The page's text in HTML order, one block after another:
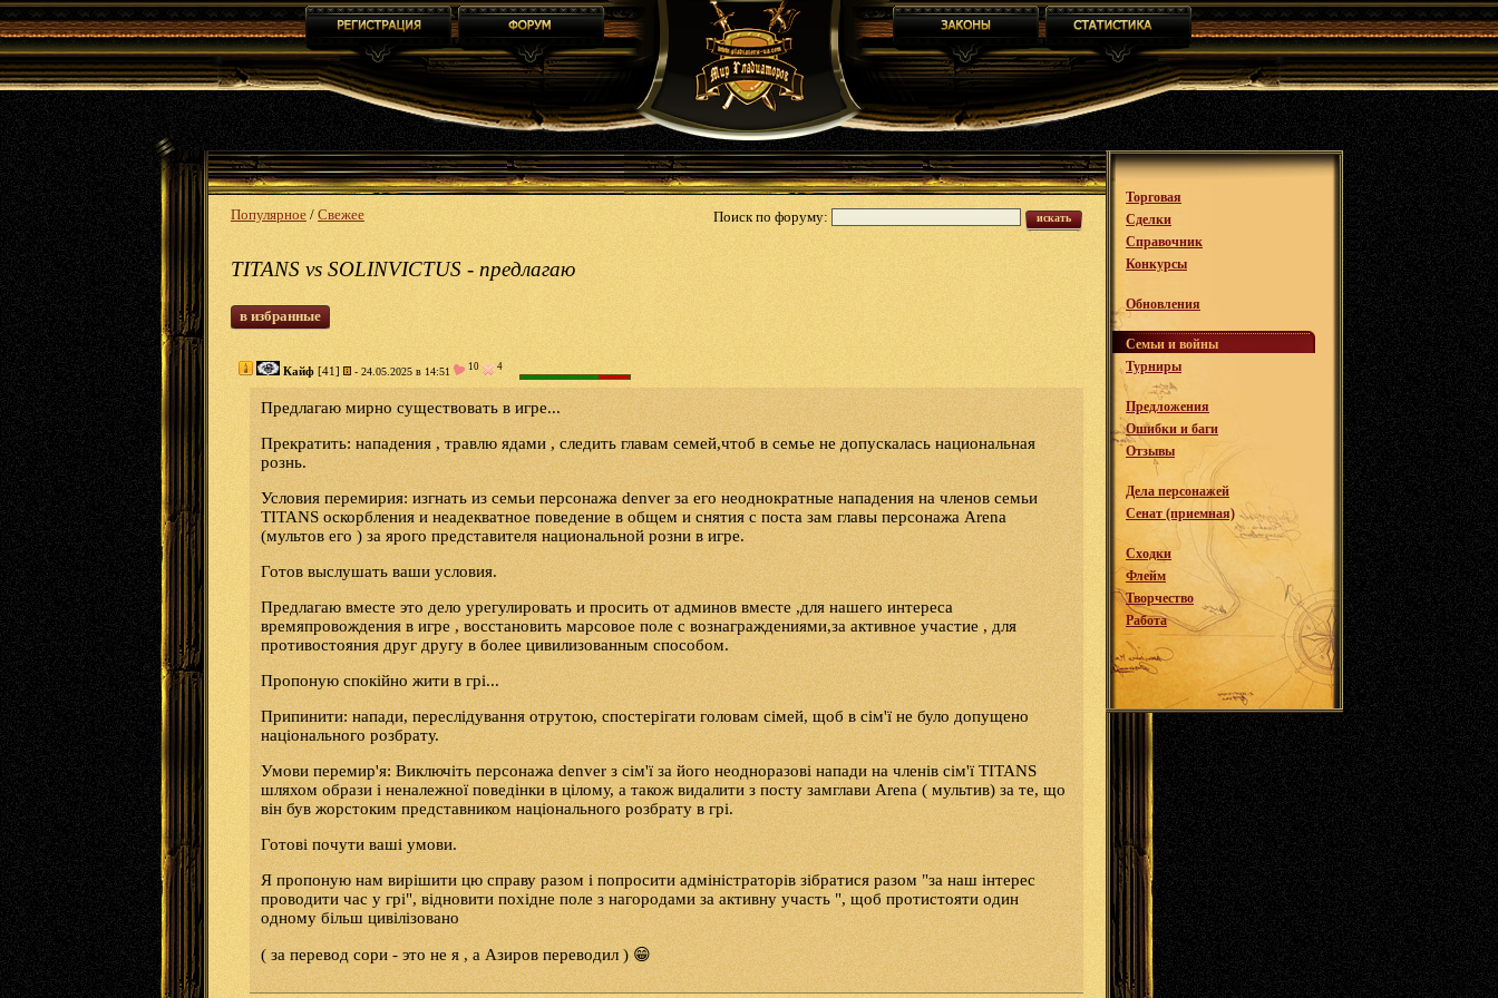
Популярное / Свежее Поиск по форуму: искать
TITANS vs SOLINVICTUS - предлагаю
в избранные
Кайф [41] - 24.05.2025 в 14:51 10 4
Предлагаю мирно существовать в игре...
Прекратить: нападения , травлю ядами , следить главам семей,чтоб в семье не допускалась национальная
рознь.
Условия перемирия: изгнать из семьи персонажа denver за его неоднократные нападения на членов семьи
TITANS оскорбления и неадекватное поведение в общем и снятия с поста зам главы персонажа Arena
(мультов его ) за ярого представителя национальной розни в игре.
Готов выслушать ваши условия.
Предлагаю вместе это дело урегулировать и просить от админов вместе ,для нашего интереса
времяпровождения в игре , восстановить марсовое поле с вознаграждениями,за активное участие , для
противостояния друг другу в более цивилизованным способом.
Пропоную спокійно жити в грі...
Припинити: напади, переслідування отрутою, спостерігати головам сімей, щоб в сім'ї не було допущено
національного розбрату.
Умови перемир'я: Виключіть персонажа denver з сім'ї за його неодноразові напади на членів сім'ї TITANS
шляхом образи і неналежної поведінки в цілому, а також видалити з посту замглави Arena ( мультив) за те, що
він був жорстоким представником національного розбрату в грі.
Готові почути ваші умови.
Я пропоную нам вирішити цю справу разом і попросити адміністраторів зібратися разом "за наш інтерес
проводити час у грі", відновити похідне поле з нагородами за активну участь ", щоб протистояти один
одному більш цивілізовано
( за перевод сори - это не я , а Азиров переводил ) 😁
Торговая
Сделки
Справочник
Конкурсы
Обновления
Семьи и войны
Турниры
Предложения
Ошибки и баги
Отзывы
Дела персонажей
Сенат (приемная)
Сходки
Флейм
Творчество
Работа